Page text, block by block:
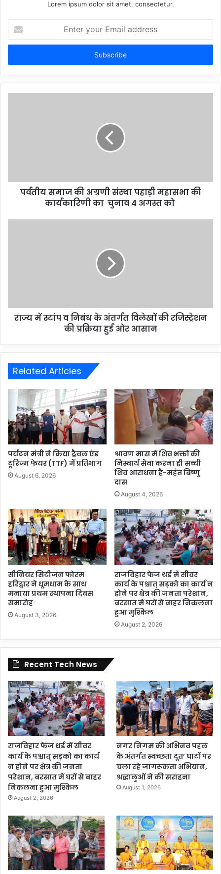
Lorem ipsum dolor sit amet, consectetur.
your
Email
पर्वतीय समाज की अग्रणी संस्था पहाड़ी महासभा की
कार्यकारिणी का चुनाव 4 अगस्त को
राज्य में स्टांप व निबंध के अंतर्गत विलेखों की रजिस्ट्रेशन
की प्रक्रिया हुई ओर आसान
Related Articles
पर्यटन मंत्री ने किया ट्रैवल एंड
टूरिज्म फेयर (TTF) में प्रतिभाग
August 6, 2026
श्रावण मास में शिव भक्तों की
निस्वार्थ सेवा करना ही सच्ची
शिव आराधना है-महंत बिष्णु
दास
August 4, 2026
सीनियर सिटीजन फोरम
हरिद्वार ने धूमधाम के साथ
मनाया प्रथम स्थापना दिवस
समारोह
August 3, 2026
राजविहार फेज थर्ड में सीवर
कार्य के पश्चात् सड़को का कार्य न
होने पर क्षेत्र की जनता परेशान,
बरसात में घरों से बाहर निकलना
हुआ मुश्किल
August 2, 2026
Recent Tech News
राजविहार फेज थर्ड में सीवर
कार्य के पश्चात् सड़को का कार्य
न होने पर क्षेत्र की जनता
परेशान, बरसात में घरों से बाहर
निकलना हुआ मुश्किल
August 2, 2026
नगर निगम की अभिनव पहल
के अंतर्गत स्वच्छता दूत’ घाटों पर
चला रहे जागरूकता अभियान,
श्रद्धालुओं ने की सराहना
August 1, 2026